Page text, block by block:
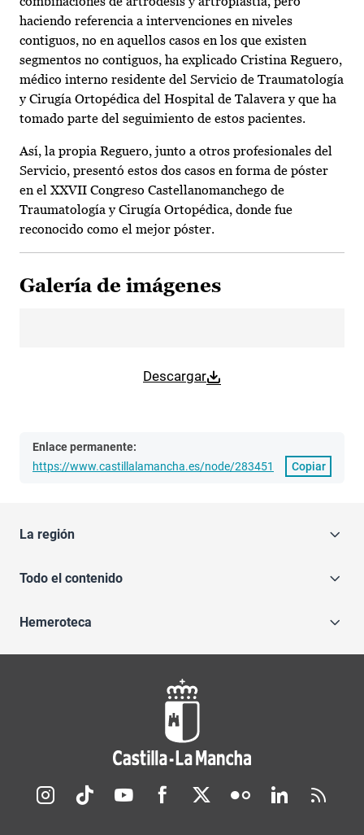
haciendo referencia a intervenciones en niveles
contiguos, no en aquellos casos en los que existen
segmentos no contiguos, ha explicado Cristina Reguero,
médico interno residente del Servicio de Traumatología
y Cirugía Ortopédica del Hospital de Talavera y que ha
tomado parte del seguimiento de estos pacientes.
Así, la propia Reguero, junto a otros profesionales del
Servicio, presentó estos dos casos en forma de póster
en el XXVII Congreso Castellanomanchego de
Traumatología y Cirugía Ortopédica, donde fue
reconocido como el mejor póster.
Galería de imágenes
Descargar
Enlace permanente:
https://www.castillalamancha.es/node/283451
Copiar
La región
Todo el contenido
Hemeroteca
Redes sociales JCCM